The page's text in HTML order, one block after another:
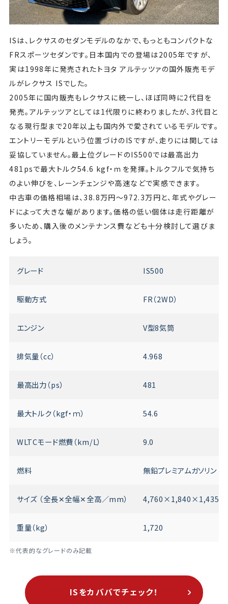
ISは、レクサスのセダンモデルのなかで、もっともコンパクトな
FRスポーツセダンです。日本国内での登場は2005年ですが、
実は1998年に発売されたトヨタ アルテッツァの国外販売モデ
ルがレクサス ISでした。
2005年に国内販売もレクサスに統一し、ほぼ同時に2代目を
発売。アルテッツアとしては1代限りに終わりましたが、3代目と
なる現行型まで20年以上も国内外で愛されているモデルです。
エントリーモデルという位置づけのISですが、走りには関しては
妥協していません。最上位グレードのIS500では最高出力
481psで最大トルク54.6 kgf・ｍを発揮。トルクフルで気持ち
のよい伸びを、レーンチェンジや高速などで実感できます。
中古車の価格相場は、38.8万円～972.3万円と、年式やグレー
ドによって大きな幅があります。価格の低い個体は走行距離が
多いため、購入後のメンテナンス費なども十分検討して選びま
しょう。
グレード IS500
駆動方式 FR（2WD）
エンジン V型8気筒
排気量（cc） 4.968
最高出力（ps） 481
最大トルク（kgf・ｍ） 54.6
WLTCモード燃費（km/L） 9.0
燃料 無鉛プレミアムガソリン
サイズ （全長✕全幅✕全高／mm） 4,760×1,840×1,435
重量（kg） 1,720
※代表的なグレードのみ記載
ISをカババでチェック！